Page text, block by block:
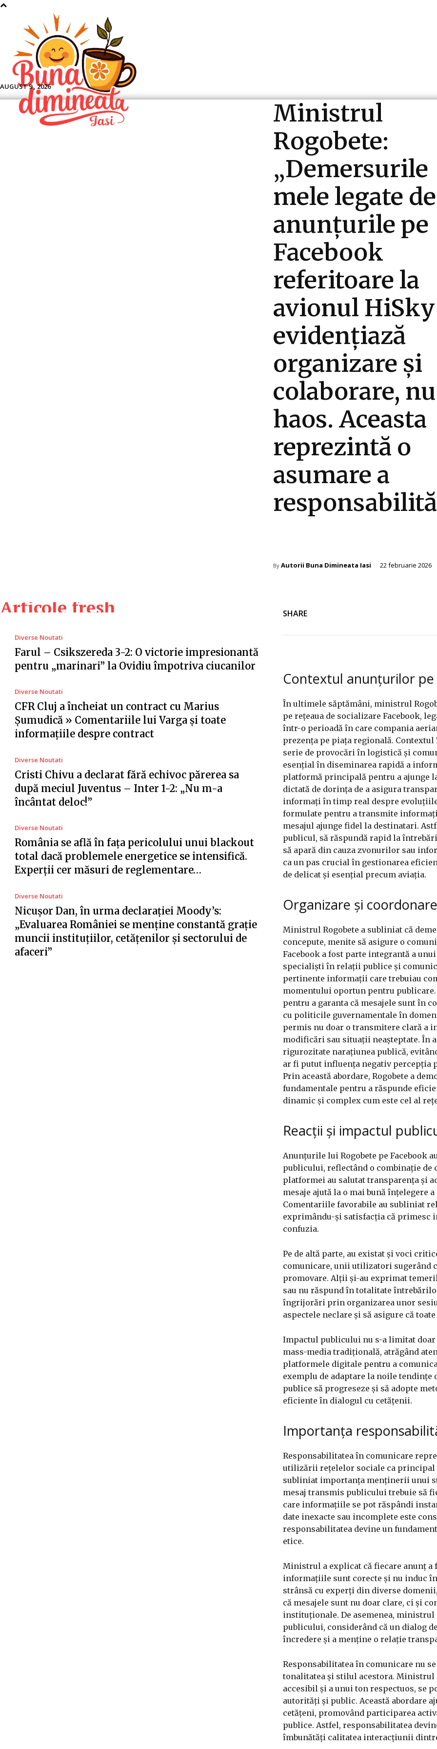
AUGUST 9 , 2026
Ministrul
Rogobete:
„Demersurile
mele legate de
anunțurile pe
Facebook
referitoare la
avionul HiSky
evidențiază
organizare și
colaborare, nu
haos. Aceasta
reprezintă o
asumare a
By Autorii Buna Dimineata Iasi 22 februarie 2026
Articole fresh
Diverse Noutati
Farul – Csikszereda 3-2: O victorie impresionantă
pentru „marinari” la Ovidiu împotriva ciucanilor
Diverse Noutati
CFR Cluj a încheiat un contract cu Marius
Șumudică » Comentariile lui Varga și toate
informațiile despre contract
Diverse Noutati
Cristi Chivu a declarat fără echivoc părerea sa
după meciul Juventus – Inter 1-2: „Nu m-a
încântat deloc!”
Diverse Noutati
România se află în fața pericolului unui blackout
total dacă problemele energetice se intensifică.
Experții cer măsuri de reglementare…
Diverse Noutati
Nicușor Dan, în urma declarației Moody’s:
„Evaluarea României se menține constantă grație
muncii instituțiilor, cetățenilor și sectorului de
afaceri”
SHARE
Contextul anunțurilor pe
În ultimele săptămâni, ministrul
pe rețeaua de socializare Facebook,
într-o perioadă în care compania
prezența pe piața regională. Contextul
serie de provocări în logistică și
esențial în diseminarea rapidă a
platformă principală pentru a ajunge
dictată de dorința de a asigura
informați în timp real despre
formulate pentru a transmite
mesajul ajunge fidel la destinatari.
publicul, să răspundă rapid la
să apară din cauza zvonurilor sau
ca un pas crucial în gestionarea
de delicat și esențial precum aviația.
Organizare și
Ministrul Rogobete a subliniat că
concepute, menite să asigure o
Facebook a fost parte integrantă a
specialiști în relații publice și
pertinente informații care trebuiau
momentului oportun pentru
pentru a garanta că mesajele sunt în
cu politicile guvernamentale în
permis nu doar o transmitere clară a
modificări sau situații neașteptate. În
rigurozitate narațiunea publică,
ar fi putut influența negativ percepția
Prin această abordare, Rogobete a
fundamentale pentru a răspunde
dinamic și complex cum este cel al
Reacții și impactul
Anunțurile lui Rogobete pe Facebook
publicului, reflectând o combinație
platformei au salutat transparența și
mesaje ajută la o mai bună
Comentariile favorabile au subliniat
exprimându-și satisfacția că primesc
confuzia.
Pe de altă parte, au existat și voci
comunicare, unii utilizatori sugerând
promovare. Alții și-au exprimat
sau nu răspund în totalitate
îngrijorări prin organizarea unor
aspectele neclare și să asigure că
Impactul publicului nu s-a limitat
mass-media tradițională, atrăgând
platformele digitale pentru a
exemplu de adaptare la noile
publice să progreseze și să adopte
eficiente în dialogul cu cetățenii.
Importanța
Responsabilitatea în comunicare
utilizării rețelelor sociale ca principal
subliniat importanța menținerii unui
mesaj transmis publicului trebuie să
care informațiile se pot răspândi
date inexacte sau incomplete este
responsabilitatea devine un
etice.
Ministrul a explicat că fiecare anunț a
informațiile sunt corecte și nu induc
strânsă cu experți din diverse
că mesajele sunt nu doar clare, ci și
instituționale. De asemenea,
publicului, considerând că un dialog
încredere și a menține o relație
Responsabilitatea în comunicare nu
tonalitatea și stilul acestora. Ministrul
accesibil și a unui ton respectuos, se
autorități și public. Această abordare
cetățeni, promovând participarea
publice. Astfel, responsabilitatea
îmbunătăți calitatea interacțiunii